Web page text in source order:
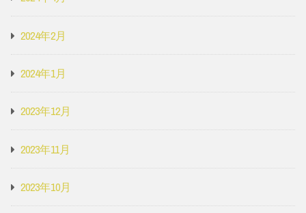
2024年2月
2024年1月
2023年12月
2023年11月
2023年10月